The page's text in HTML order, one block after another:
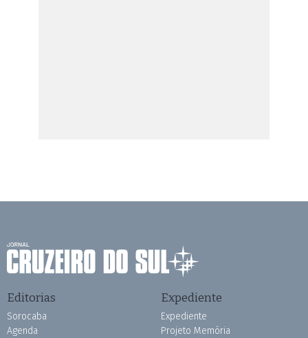
Editorias
Sorocaba
Agenda
Expediente
Expediente
Projeto Memória